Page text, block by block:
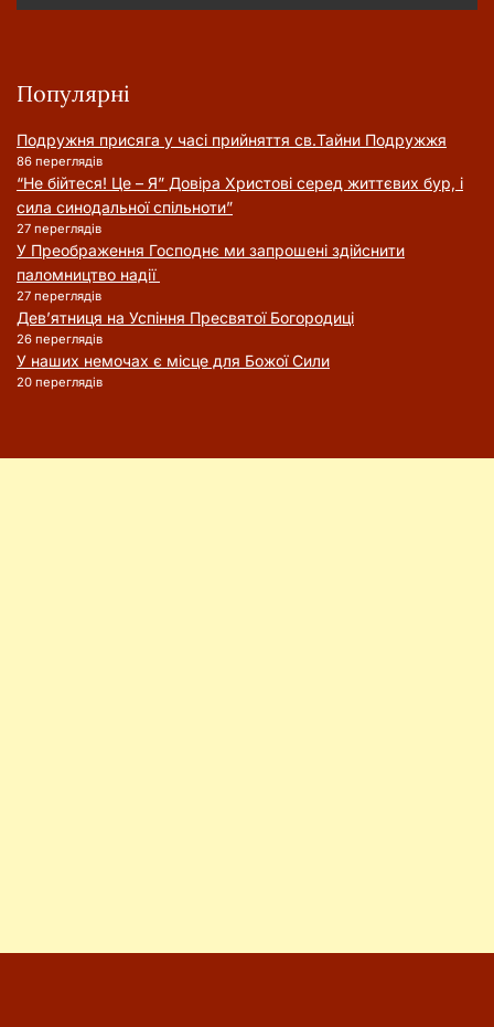
Популярні
Подружня присягa у часі прийняття cв.Тайни Подружжя
86 переглядів
“Не бійтеся! Це – Я” Довіра Христові серед життєвих бур, і
сила синодальної спільноти”
27 переглядів
У Преображення Господнє ми запрошені здійснити
паломництво надії
27 переглядів
Дев’ятниця на Успіння Пресвятої Богородиці
26 переглядів
У наших немочах є місце для Божої Сили
20 переглядів